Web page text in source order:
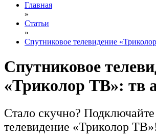
Главная
»
Статьи
»
Спутниковое телевидение
Спутниковое
«Триколор ТВ»: тв
Стало скучно?
телевидение «Триколор